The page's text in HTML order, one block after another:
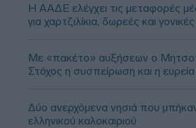
Η ΑΑΔΕ ελέγχει τις μεταφορές
για χαρτζιλίκια, δωρεές και
Με «πακέτο» αυξήσεων ο
Στόχος η συσπείρωση και η ευρεία
Δύο ανερχόμενα νησιά που
ελληνικού καλοκαιριού